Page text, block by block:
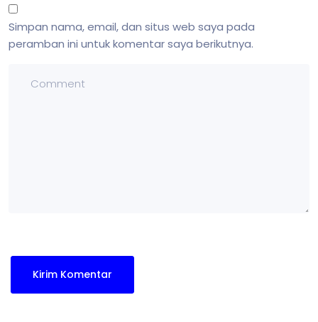
Simpan nama, email, dan situs web saya pada
peramban ini untuk komentar saya berikutnya.